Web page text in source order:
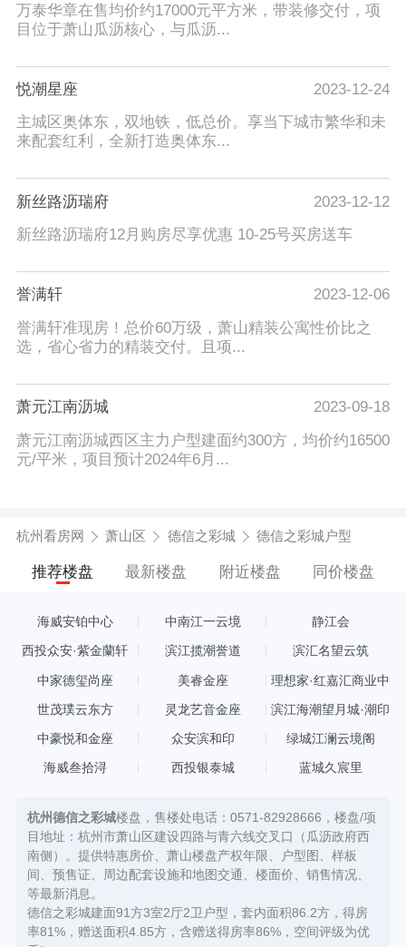
万泰华章在售均价约17000元平方米，带装修交付，项
目位于萧山瓜沥核心，与瓜沥...
悦潮星座
2023-12-24
主城区奥体东，双地铁，低总价。享当下城市繁华和未
来配套红利，全新打造奥体东...
新丝路沥瑞府
2023-12-12
新丝路沥瑞府12月购房尽享优惠 10-25号买房送车
誉满轩
2023-12-06
誉满轩准现房！总价60万级，萧山精装公寓性价比之
选，省心省力的精装交付。且项...
萧元江南沥城
2023-09-18
萧元江南沥城西区主力户型建面约300方，均价约16500
元/平米，项目预计2024年6月...
杭州看房网 萧山区 德信之彩城 德信之彩城户型
推荐楼盘 最新楼盘 附近楼盘 同价楼盘
海威安铂中心 中南江一云境 静江会
西投众安·紫金蘭轩 滨江揽潮誉道 滨汇名望云筑
中家德玺尚座 美睿金座
理想家·红嘉汇商业中
世茂璞云东方 灵龙艺音金座 滨江海潮望月城·潮印
中豪悦和金座 众安滨和印 绿城江澜云境阁
海威叁拾浔 西投银泰城 蓝城久宸里
杭州德信之彩城楼盘，售楼处电话：0571-82928666，楼盘/项
目地址：杭州市萧山区建设四路与青六线交叉口（瓜沥政府西
南侧）。提供特惠房价、萧山楼盘产权年限、户型图、样板
间、预售证、周边配套设施和地图交通、楼面价、销售情况、
等最新消息。
德信之彩城建面91方3室2厅2卫户型，套内面积86.2方，得房
率81%，赠送面积4.85方，含赠送得房率86%，空间评级为优